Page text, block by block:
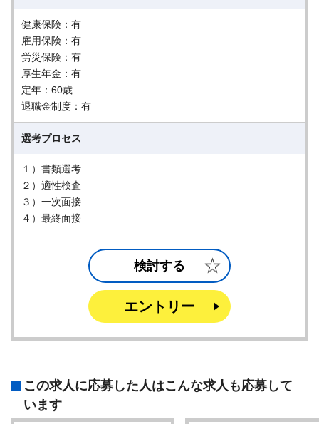
健康保険：有
雇用保険：有
労災保険：有
厚生年金：有
定年：60歳
退職金制度：有
選考プロセス
１）書類選考
２）適性検査
３）一次面接
４）最終面接
検討する
エントリー
この求人に応募した人はこんな求人も応募して
います